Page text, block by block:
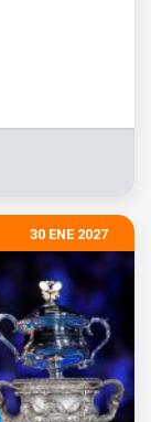
30 ENE 2027